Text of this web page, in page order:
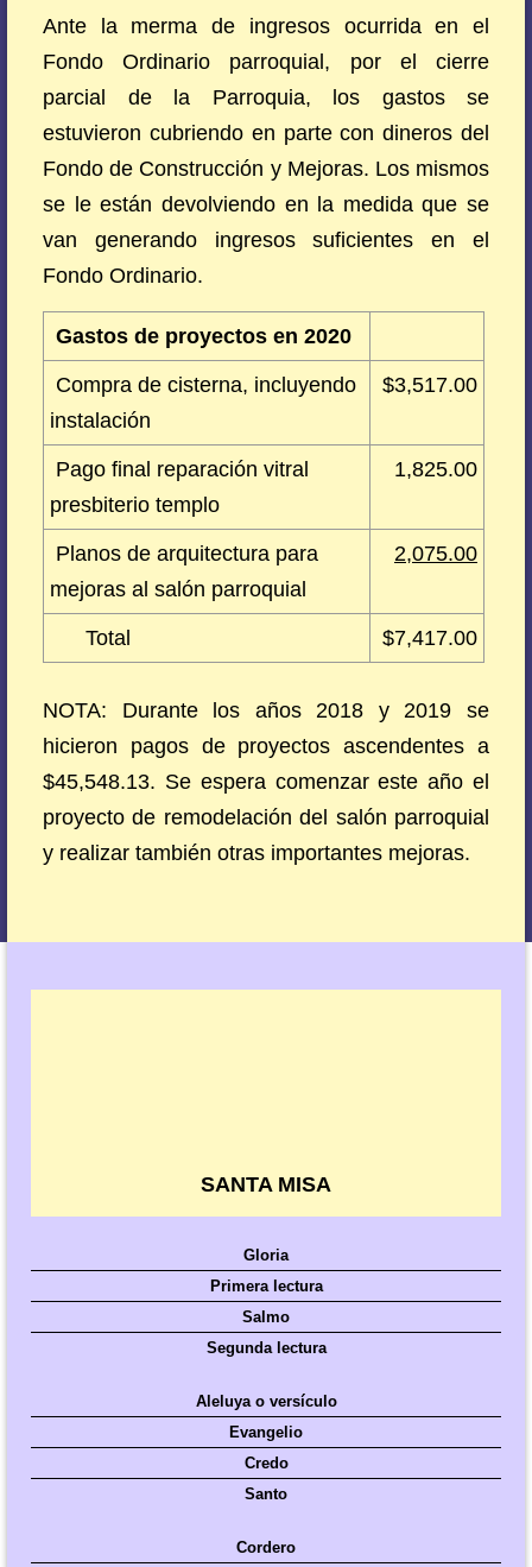
Ante la merma de ingresos ocurrida en el
Fondo Ordinario parroquial, por el cierre
parcial de la Parroquia, los gastos se
estuvieron cubriendo en parte con dineros del
Fondo de Construcción y Mejoras. Los mismos
se le están devolviendo en la medida que se
van generando ingresos suficientes en el
Fondo Ordinario.
Gastos de proyectos en 2020
Compra de cisterna, incluyendo
instalación
$3,517.00
Pago final reparación vitral
presbiterio templo
1,825.00
Planos de arquitectura para
mejoras al salón parroquial
2,075.00
Total $7,417.00
NOTA: Durante los años 2018 y 2019 se
hicieron pagos de proyectos ascendentes a
$45,548.13. Se espera comenzar este año el
proyecto de remodelación del salón parroquial
y realizar también otras importantes mejoras.
SANTA MISA
Gloria
Primera lectura
Salmo
Segunda lectura
Aleluya o versículo
Evangelio
Credo
Santo
Cordero